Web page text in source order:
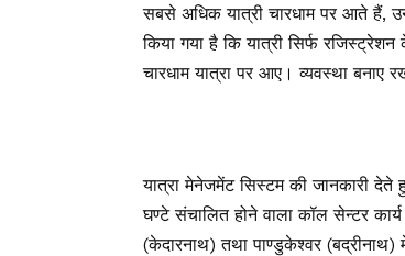
सबसे अधिक यात्री चारधाम पर आते हैं,
किया गया है कि यात्री सिर्फ
चारधाम यात्रा पर आए। व्यवस्था
यात्रा मेनेजमेंट सिस्टम की जानकारी देते
घण्टे संचालित होने वाला कॉल सेन्टर
(केदारनाथ) तथा पाण्डुकेश्वर (बद्रीनाथ)